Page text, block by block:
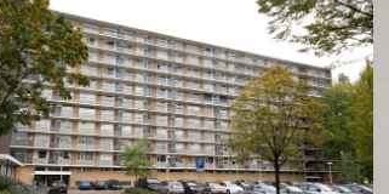
grens: Nee
studenten: Afhankelijk van de Eigenaar